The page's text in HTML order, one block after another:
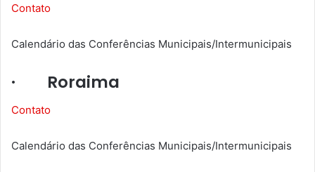
Contato
Calendário das Conferências Municipais/Intermunicipais
· Roraima
Contato
Calendário das Conferências Municipais/Intermunicipais